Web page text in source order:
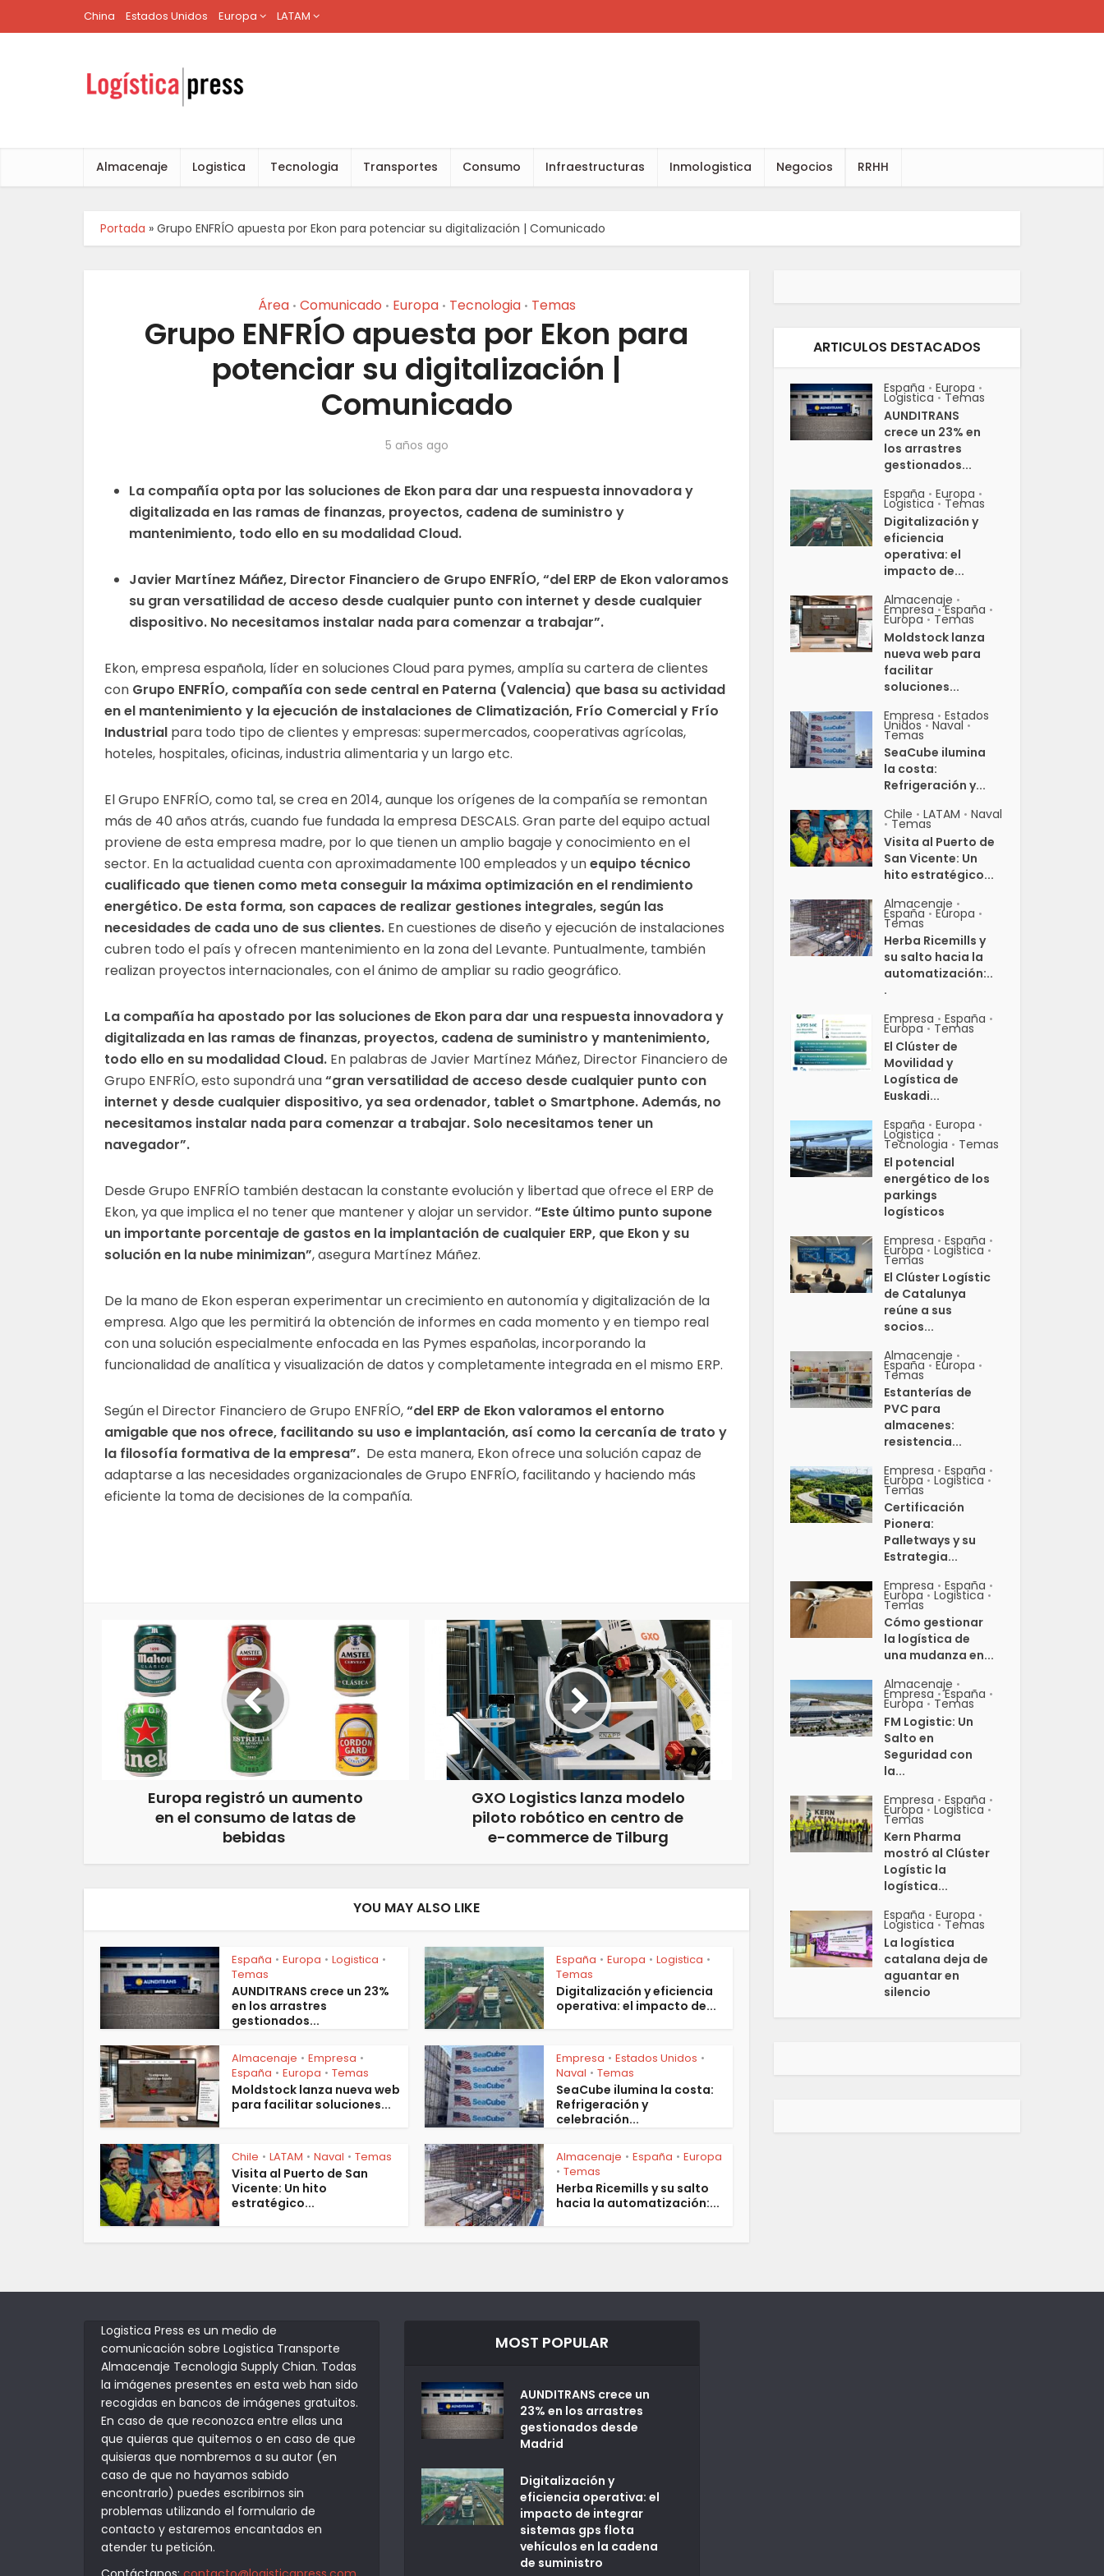
China Estados Unidos Europa LATAM
Almacenaje Logistica Tecnologia Transportes Consumo Infraestructuras Inmologistica Negocios RRHH
Portada » Grupo ENFRÍO apuesta por Ekon para potenciar su digitalización | Comunicado
Área • Comunicado • Europa • Tecnologia • Temas
Grupo ENFRÍO apuesta por Ekon para
potenciar su digitalización |
Comunicado
5 años ago
La compañía opta por las soluciones de Ekon para dar una respuesta innovadora y
digitalizada en las ramas de finanzas, proyectos, cadena de suministro y
mantenimiento, todo ello en su modalidad Cloud.
Javier Martínez Máñez, Director Financiero de Grupo ENFRÍO, “del ERP de Ekon valoramos
su gran versatilidad de acceso desde cualquier punto con internet y desde cualquier
dispositivo. No necesitamos instalar nada para comenzar a trabajar”.
Ekon,empresa española, líder en soluciones Cloud para pymes, amplía su cartera de clientes
con Grupo ENFRÍO, compañía con sede central en Paterna (Valencia) que basa su actividad
en el mantenimiento y la ejecución de instalaciones de Climatización, Frío Comercial y Frío
Industrial para todo tipo de clientes y empresas: supermercados, cooperativas agrícolas,
hoteles, hospitales, oficinas, industria alimentaria y un largo etc.
El Grupo ENFRÍO, como tal, se crea en 2014, aunque los orígenes de la compañía se remontan
más de 40 años atrás, cuando fue fundada la empresa DESCALS. Gran parte del equipo actual
proviene de esta empresa madre, por lo que tienen un amplio bagaje y conocimiento en el
sector. En la actualidad cuenta con aproximadamente 100 empleados y unequipo técnico
cualificado que tienen como meta conseguir la máxima optimización en el rendimiento
energético. De esta forma, son capaces de realizar gestiones integrales, según las
necesidades de cada uno de sus clientes. En cuestiones de diseño y ejecución de instalaciones
cubren todo el país y ofrecen mantenimiento en la zona del Levante. Puntualmente, también
realizan proyectos internacionales, con el ánimo de ampliar su radio geográfico.
La compañía ha apostado por las soluciones de Ekon para dar una respuesta innovadora y
digitalizada en las ramas de finanzas, proyectos, cadena de suministro y mantenimiento,
todo ello en su modalidad Cloud. En palabras de Javier Martínez Máñez, Director Financiero de
Grupo ENFRÍO, esto supondrá una“gran versatilidad de acceso desde cualquier punto con
internet y desde cualquier dispositivo, ya sea ordenador, tablet o Smartphone. Además, no
necesitamos instalar nada para comenzar a trabajar. Solo necesitamos tener un
navegador”.
Desde Grupo ENFRÍO también destacan la constante evolución y libertad que ofrece el ERP de
Ekon, ya que implica el no tener que mantener y alojar un servidor. “Este último punto supone
un importante porcentaje de gastos en la implantación de cualquier ERP, que Ekon y su
solución en la nube minimizan”, asegura Martínez Máñez.
De la mano de Ekon esperan experimentar un crecimiento en autonomía y digitalización de la
empresa. Algo que les permitirá la obtención de informes en cada momento y en tiempo real
con una solución especialmente enfocada en las Pymes españolas, incorporando la
funcionalidad de analítica y visualización de datos y completamente integrada en el mismo ERP.
Según el Director Financiero de Grupo ENFRÍO,“del ERP de Ekon valoramos el entorno
amigable que nos ofrece, facilitando su uso e implantación, así como la cercanía de trato y
la filosofía formativa de la empresa”. De esta manera, Ekon ofrece una solución capaz de
adaptarse a las necesidades organizacionales de Grupo ENFRÍO, facilitando y haciendo más
eficiente la toma de decisiones de la compañía.
Europa registró un aumento
en el consumo de latas de
bebidas
GXO Logistics lanza modelo
piloto robótico en centro de
e-commerce de Tilburg
YOU MAY ALSO LIKE
España • Europa • Logistica •
Temas
AUNDITRANS crece un 23%
en los arrastres
gestionados...
España • Europa • Logistica •
Temas
Digitalización y eficiencia
operativa: el impacto de...
Almacenaje • Empresa •
España • Europa • Temas
Moldstock lanza nueva web
para facilitar soluciones...
Empresa • Estados Unidos •
Naval • Temas
SeaCube ilumina la costa:
Refrigeración y
celebración...
Chile • LATAM • Naval • Temas
Visita al Puerto de San
Vicente: Un hito
estratégico...
Almacenaje • España • Europa
• Temas
Herba Ricemills y su salto
hacia la automatización:...
ARTICULOS DESTACADOS
España • Europa •
Logistica • Temas
AUNDITRANS
crece un 23% en
los arrastres
gestionados...
España • Europa •
Logistica • Temas
Digitalización y
eficiencia
operativa: el
impacto de...
Almacenaje •
Empresa • España •
Europa • Temas
Moldstock lanza
nueva web para
facilitar
soluciones...
Empresa • Estados
Unidos • Naval •
Temas
SeaCube ilumina
la costa:
Refrigeración y...
Chile • LATAM • Naval
• Temas
Visita al Puerto de
San Vicente: Un
hito estratégico...
Almacenaje •
España • Europa •
Temas
Herba Ricemills y
su salto hacia la
automatización:..
.
Empresa • España •
Europa • Temas
El Clúster de
Movilidad y
Logística de
Euskadi...
España • Europa •
Logistica •
Tecnologia • Temas
El potencial
energético de los
parkings
logísticos
Empresa • España •
Europa • Logistica •
Temas
El Clúster Logístic
de Catalunya
reúne a sus
socios...
Almacenaje •
España • Europa •
Temas
Estanterías de
PVC para
almacenes:
resistencia...
Empresa • España •
Europa • Logistica •
Temas
Certificación
Pionera:
Palletways y su
Estrategia...
Empresa • España •
Europa • Logistica •
Temas
Cómo gestionar
la logística de
una mudanza en...
Almacenaje •
Empresa • España •
Europa • Temas
FM Logistic: Un
Salto en
Seguridad con
la...
Empresa • España •
Europa • Logistica •
Temas
Kern Pharma
mostró al Clúster
Logístic la
logística...
España • Europa •
Logistica • Temas
La logística
catalana deja de
aguantar en
silencio
Logistica Press es un medio de
comunicación sobre Logistica Transporte
Almacenaje Tecnologia Supply Chian. Todas
la imágenes presentes en esta web han sido
recogidas en bancos de imágenes gratuitos.
En caso de que reconozca entre ellas una
que quieras que quitemos o en caso de que
quisieras que nombremos a su autor (en
caso de que no hayamos sabido
encontrarlo) puedes escribirnos sin
problemas utilizando el formulario de
contacto y estaremos encantados en
atender tu petición.
MOST POPULAR
AUNDITRANS crece un
23% en los arrastres
gestionados desde
Madrid
Digitalización y
eficiencia operativa: el
impacto de integrar
sistemas gps flota
vehículos en la cadena
de suministro